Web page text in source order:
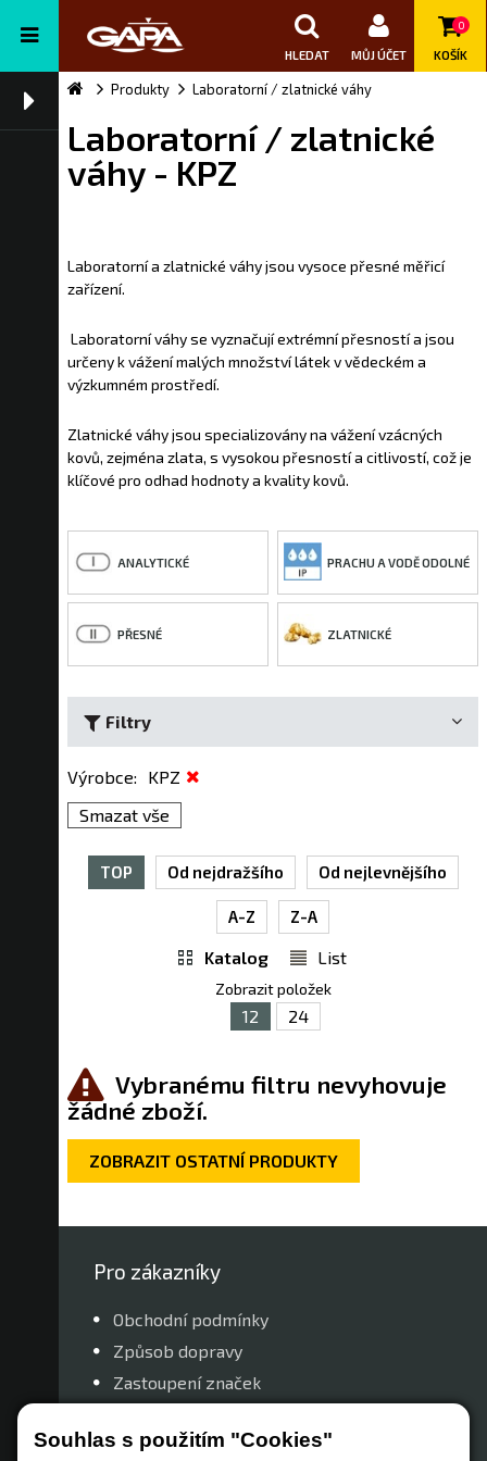
Souhlas s použitím "Cookies"
HLEDAT MŮJ ÚČET
0
KOŠÍK
Produkty Laboratorní / zlatnické váhy
Laboratorní / zlatnické
váhy - KPZ
Laboratorní a zlatnické váhy jsou vysoce přesné měřicí
zařízení.
Laboratorní váhy se vyznačují extrémní přesností a jsou
určeny k vážení malých množství látek v vědeckém a
výzkumném prostředí.
Zlatnické váhy jsou specializovány na vážení vzácných
kovů, zejména zlata, s vysokou přesností a citlivostí, což je
klíčové pro odhad hodnoty a kvality kovů.
ANALYTICKÉ PRACHU A VODĚ ODOLNÉ
PŘESNÉ ZLATNICKÉ
Filtry
Výrobce:
KPZ
Smazat vše
TOP Od nejdražšího Od nejlevnějšího
A-Z Z-A
Katalog List
Zobrazit položek
12 24
Vybranému filtru nevyhovuje
žádné zboží.
ZOBRAZIT OSTATNÍ PRODUKTY
Pro zákazníky
Obchodní podmínky
Způsob dopravy
Zastoupení značek
Nastavení soukromí